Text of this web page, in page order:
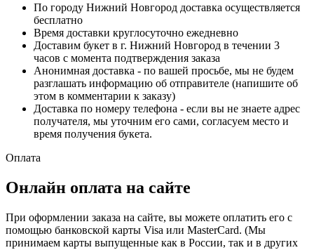
По городу Нижний Новгород доставка осуществляется
бесплатно
Время доставки круглосуточно ежедневно
Доставим букет в г. Нижний Новгород в течении 3
часов с момента подтверждения заказа
Анонимная доставка - по вашей просьбе, мы не будем
разглашать информацию об отправителе (напишите об
этом в комментарии к заказу)
Доставка по номеру телефона - если вы не знаете адрес
получателя, мы уточним его сами, согласуем место и
время получения букета.
Оплата
Онлайн оплата на сайте
При оформлении заказа на сайте, вы можете оплатить его с
помощью банковской карты Visa или MasterCard. (Мы
принимаем карты выпущенные как в России, так и в других